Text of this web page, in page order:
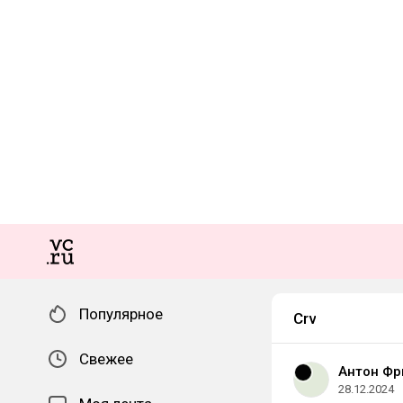
Популярное
Свежее
Crv
Антон
28.12.2024